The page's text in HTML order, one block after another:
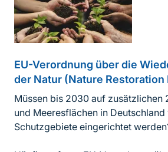
EU-Verordnung über die
der Natur (Nature Restoration
Müssen bis 2030 auf zusätzlichen
und Meeresflächen in
Schutzgebiete eingerichtet